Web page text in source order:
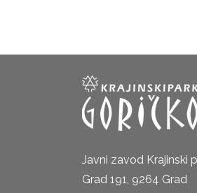
Javni zavod Krajinski
Grad 191, 9264 Grad